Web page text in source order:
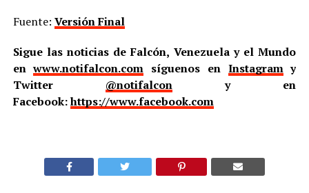
Fuente: Versión Final
Sigue las noticias de Falcón, Venezuela y el Mundo
enwww.notifalcon.com síguenos en Instagramy
Twitter @notifalcony en
Facebook:https://www.facebook.com